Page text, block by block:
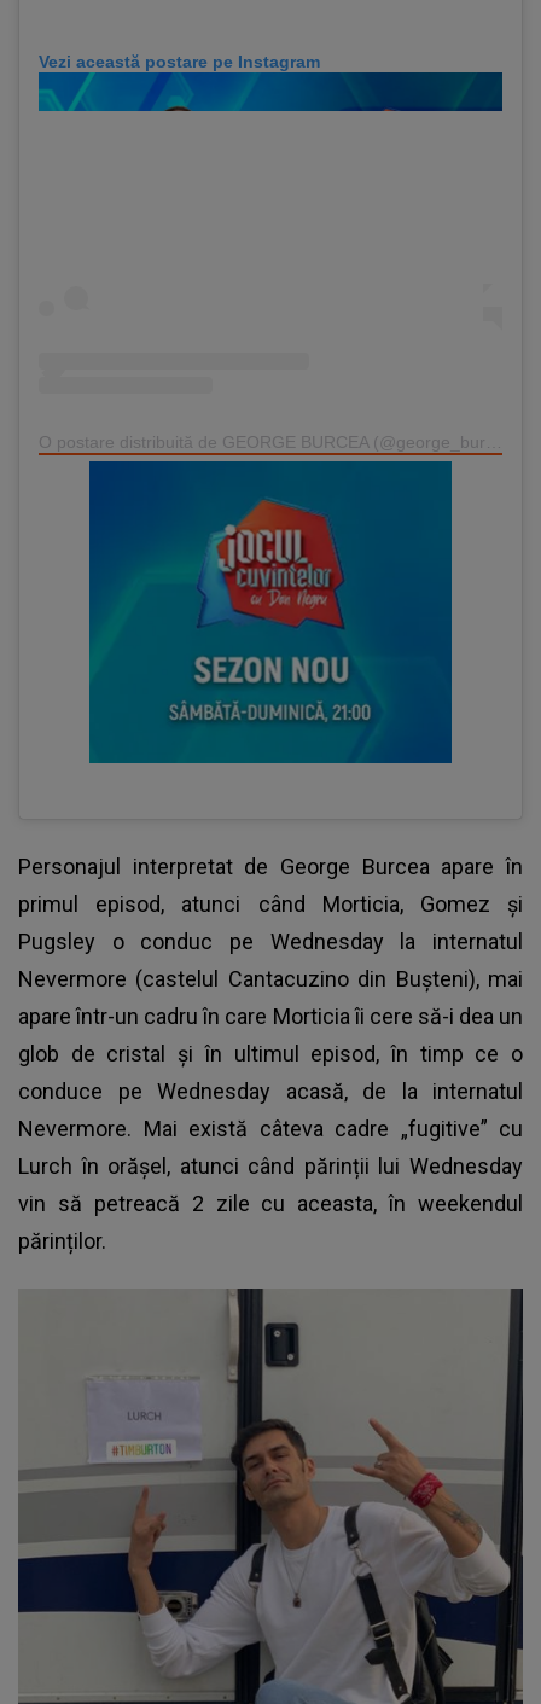
Vezi această postare pe Instagram
Personajul interpretat de George Burcea apare în
primul episod, atunci când Morticia, Gomez și
Pugsley o conduc pe Wednesday la internatul
Nevermore (castelul Cantacuzino din Bușteni), mai
apare într-un cadru în care Morticia îi cere să-i dea un
glob de cristal și în ultimul episod, în timp ce o
conduce pe Wednesday acasă, de la internatul
Nevermore. Mai există câteva cadre „fugitive” cu
Lurch în orășel, atunci când părinții lui Wednesday
vin să petreacă 2 zile cu aceasta, în weekendul
părinților.